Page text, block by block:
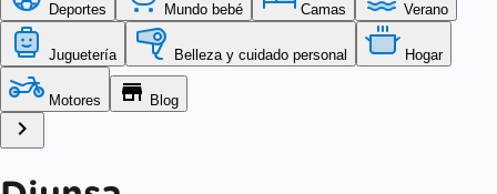
Deportes Mundo bebé Camas Verano
Juguetería Belleza y cuidado personal Hogar
Motores store Blog
chevron_right